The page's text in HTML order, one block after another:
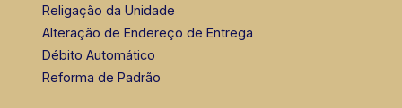
Religação da Unidade
Alteração de Endereço de Entrega
Débito Automático
Reforma de Padrão